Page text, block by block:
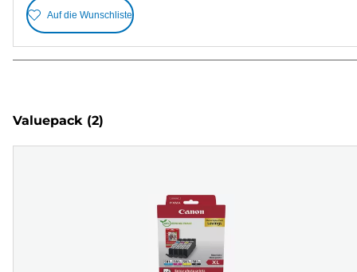
Auf die Wunschliste
Valuepack (2)